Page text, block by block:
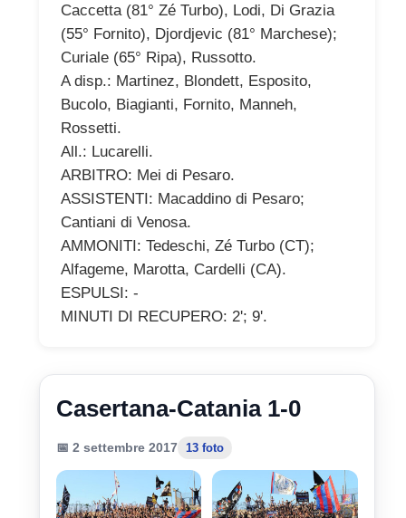
Caccetta (81° Zé Turbo), Lodi, Di Grazia
(55° Fornito), Djordjevic (81° Marchese);
Curiale (65° Ripa), Russotto.
A disp.: Martinez, Blondett, Esposito,
Bucolo, Biagianti, Fornito, Manneh,
Rossetti.
All.: Lucarelli.
ARBITRO: Mei di Pesaro.
ASSISTENTI: Macaddino di Pesaro;
Cantiani di Venosa.
AMMONITI: Tedeschi, Zé Turbo (CT);
Alfageme, Marotta, Cardelli (CA).
ESPULSI: -
MINUTI DI RECUPERO: 2'; 9'.
Casertana-Catania 1-0
📅 2 settembre 2017 13 foto